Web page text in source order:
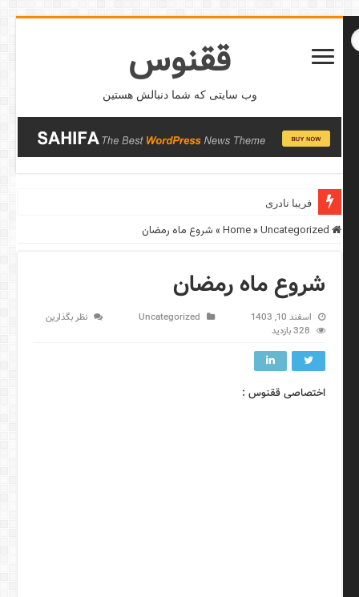
ققنوس
وب سایتی که شما دنبالش هستین
فریبا نادری
» Uncategorized
» شروع ماه رمضان
شروع ماه رمضان
اسفند 10, 1403 Uncategorized
نظر بگذارین
328 بازدید
اختصاصی ققنوس :